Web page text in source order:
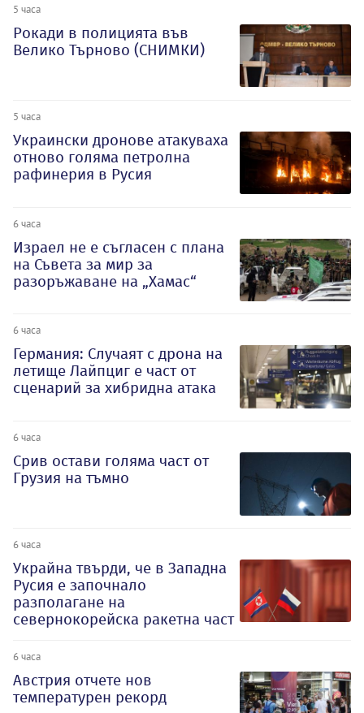
5 часа
Рокади в полицията във
Велико Търново (СНИМКИ)
5 часа
Украински дронове атакуваха
отново голяма петролна
рафинерия в Русия
6 часа
Израел не е съгласен с плана
на Съвета за мир за
разоръжаване на „Хамас“
6 часа
Германия: Случаят с дрона на
летище Лайпциг е част от
сценарий за хибридна атака
6 часа
Срив остави голяма част от
Грузия на тъмно
6 часа
Украйна твърди, че в Западна
Русия е започнало
разполагане на
севернокорейска ракетна част
6 часа
Австрия отчете нов
температурен рекорд